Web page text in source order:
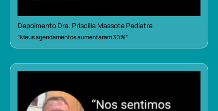
Depoimento Dra. Priscilla Massote Pediatra
“Meus agendamentos aumentaram 30%”